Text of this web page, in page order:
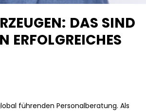
DAS SIND
ERFOLGREICHES
führenden Personalberatung. Als